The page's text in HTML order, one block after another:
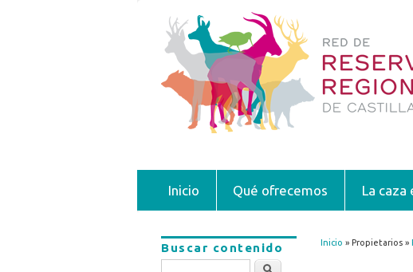
Inicio Qué ofrecemos La caza
Se
Inicio » Propietarios »
Buscar contenido
Buscar